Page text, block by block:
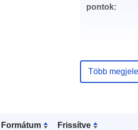
Formátum Frissítve
pontok:
Katalógus-
Több